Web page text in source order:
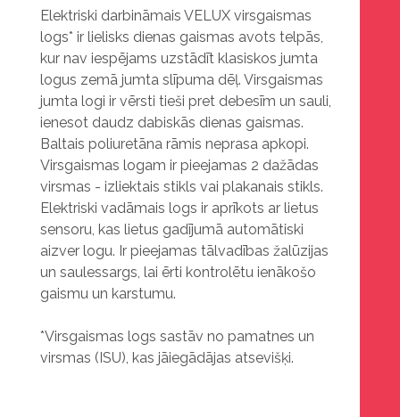
Elektriski darbināmais VELUX virsgaismas
logs* ir lielisks dienas gaismas avots telpās,
kur nav iespējams uzstādīt klasiskos jumta
logus zemā jumta slīpuma dēļ. Virsgaismas
jumta logi ir vērsti tieši pret debesīm un sauli,
ienesot daudz dabiskās dienas gaismas.
Baltais poliuretāna rāmis neprasa apkopi.
Virsgaismas logam ir pieejamas 2 dažādas
virsmas - izliektais stikls vai plakanais stikls.
Elektriski vadāmais logs ir aprīkots ar lietus
sensoru, kas lietus gadījumā automātiski
aizver logu. Ir pieejamas tālvadības žalūzijas
un saulessargs, lai ērti kontrolētu ienākošo
gaismu un karstumu.
*Virsgaismas logs sastāv no pamatnes un
virsmas (ISU), kas jāiegādājas atsevišķi.